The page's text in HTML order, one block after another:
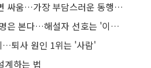
"음식이 짜다" 여행만 가면 싸움…가장 부담스러운 동행인은 '부모님'
북중미 월드컵, 10명 중 7명은 본다…해설자 선호는 '이영표'
…퇴사 원인 1위는 '사람'
계하는 법